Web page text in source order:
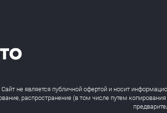
не является публичной офертой и носит
распространение (в том числе путем